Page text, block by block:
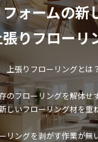
ォームの新
りフローリ
上張りフローリングとは？
のフローリングを解体せ
しいフローリング材を重
リングを剥がす作業が無